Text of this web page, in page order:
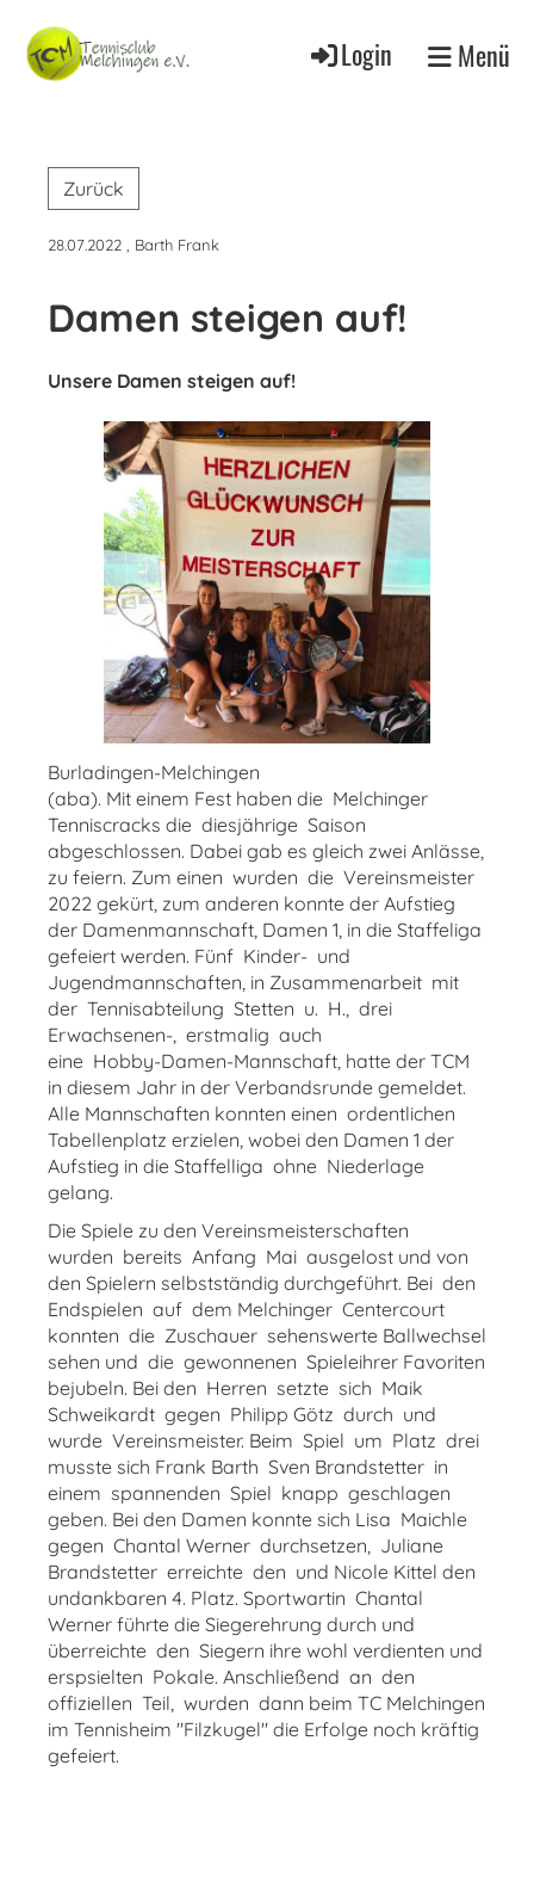
Login Menü
Zurück
28.07.2022 , Barth Frank
Damen steigen auf!
Unsere Damen steigen auf!
Burladingen-Melchingen
(aba). Mit einem Fest haben die Melchinger
Tenniscracks die diesjährige Saison
abgeschlossen. Dabei gab es gleich zwei Anlässe,
zu feiern. Zum einen wurden die Vereinsmeister
2022 gekürt, zum anderen konnte der Aufstieg
der Damenmannschaft, Damen 1, in die Staffeliga
gefeiert werden. Fünf Kinder- und
Jugendmannschaften, in Zusammenarbeit mit
der Tennisabteilung Stetten u. H., drei
Erwachsenen-, erstmalig auch
eine Hobby-Damen-Mannschaft, hatte der TCM
in diesem Jahr in der Verbandsrunde gemeldet.
Alle Mannschaften konnten einen ordentlichen
Tabellenplatz erzielen, wobei den Damen 1 der
Aufstieg in die Staffelliga ohne Niederlage
gelang.
Die Spiele zu den Vereinsmeisterschaften
wurden bereits Anfang Mai ausgelost und von
den Spielern selbstständig durchgeführt. Bei den
Endspielen auf dem Melchinger Centercourt
konnten die Zuschauer sehenswerte Ballwechsel
sehen und die gewonnenen Spieleihrer Favoriten
bejubeln. Bei den Herren setzte sich Maik
Schweikardt gegen Philipp Götz durch und
wurde Vereinsmeister. Beim Spiel um Platz drei
musste sich Frank Barth Sven Brandstetter in
einem spannenden Spiel knapp geschlagen
geben. Bei den Damen konnte sich Lisa Maichle
gegen Chantal Werner durchsetzen, Juliane
Brandstetter erreichte den und Nicole Kittel den
undankbaren 4. Platz. Sportwartin Chantal
Werner führte die Siegerehrung durch und
überreichte den Siegern ihre wohl verdienten und
erspsielten Pokale. Anschließend an den
offiziellen Teil, wurden dann beim TC Melchingen
im Tennisheim "Filzkugel" die Erfolge noch kräftig
gefeiert.